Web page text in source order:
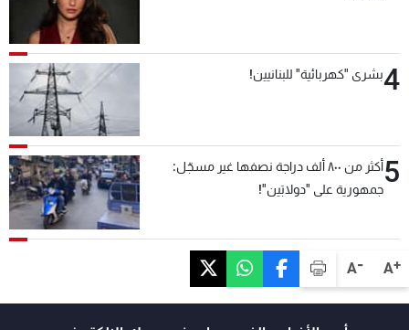
A+
A-
4بشرى "كهربائية" للبنانيين!
5
أكثر من ٨٠٠ ألف دراجة نصفها غير مسجّل:
جمهورية على "دولابَين"!